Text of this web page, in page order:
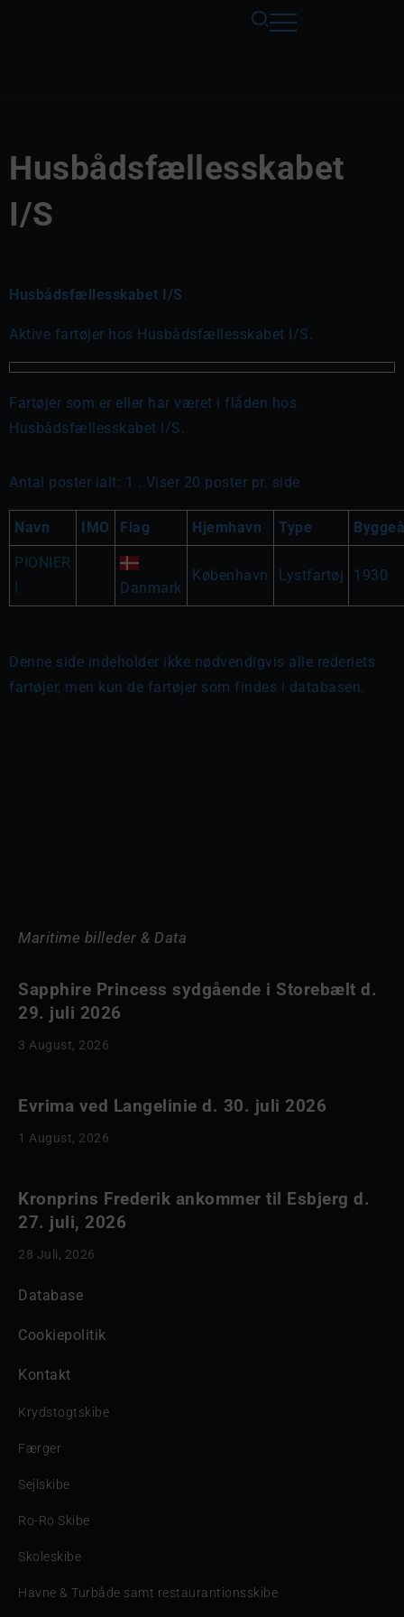
Husbådsfællesskabet
I/S
Husbådsfællesskabet I/S
Aktive fartøjer hos Husbådsfællesskabet I/S.
Fartøjer som er eller har været i flåden hos
Husbådsfællesskabet I/S.
Antal poster ialt: 1 . Viser 20 poster pr. side
Navn IMO Flag Hjemhavn Type
PIONIER
I
Danmark
København Lystfartøj 1930
Denne side indeholder ikke nødvendigvis alle rederiets
fartøjer, men kun de fartøjer som findes i databasen.
Maritime billeder & Data
Sapphire Princess sydgående i Storebælt d.
29. juli 2026
3 August, 2026
Evrima ved Langelinie d. 30. juli 2026
1 August, 2026
Kronprins Frederik ankommer til Esbjerg d.
27. juli, 2026
28 Juli, 2026
Database
Cookiepolitik
Kontakt
Krydstogtskibe
Færger
Sejlskibe
Ro-Ro Skibe
Skoleskibe
Havne & Turbåde samt restaurantionsskibe